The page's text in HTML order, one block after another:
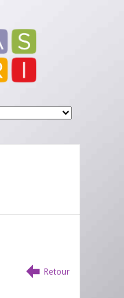
Retour